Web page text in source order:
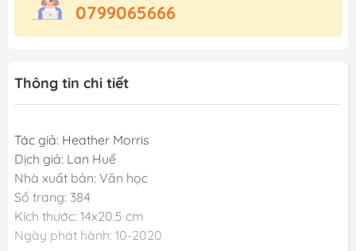
0799065666
Thông tin chi tiết
Tác giả: Heather Morris
Dịch giả: Lan Huế
Nhà xuất bản: Văn học
Số trang: 384
Kích thước: 14x20.5 cm
Ngày phát hành: 10-2020